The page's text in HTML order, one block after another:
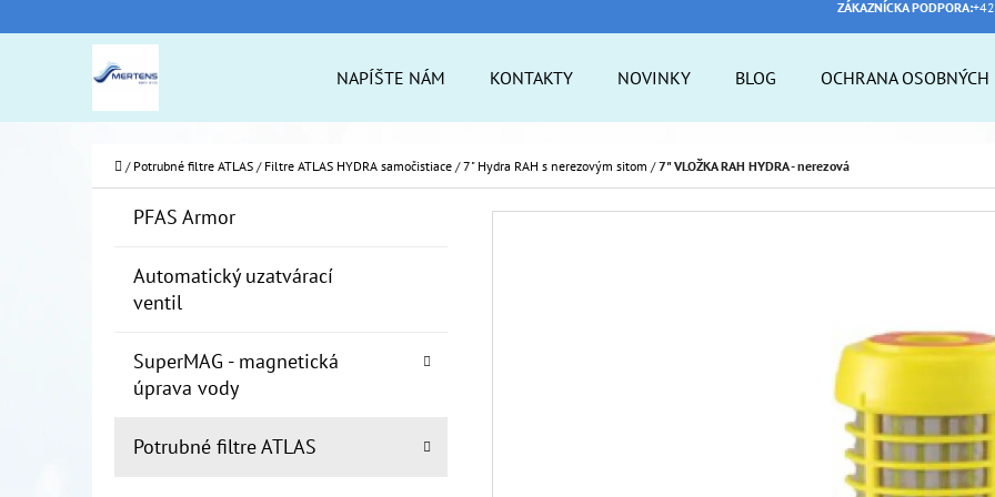
ZÁKAZNÍCKA PODPORA:
NAPÍŠTE NÁM KONTAKTY NOVINKY BLOG OCHRANA OSOBNÝCH
Domov
/ Potrubné filtre ATLAS / Filtre ATLAS HYDRA samočistiace / 7" Hydra RAH s nerezovým sitom / 7" VLOŽKA RAH HYDRA - nerezová
Preskočiť
PFAS Armor
Automatický uzatvárací
ventil
SuperMAG - magnetická
úprava vody
Potrubné filtre ATLAS
Í
do
obchodu
do
obchodu